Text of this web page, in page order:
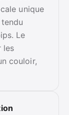
unique
Le
les
couloir,